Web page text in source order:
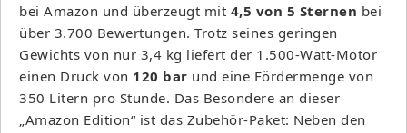
bei Amazon und überzeugt mit 4,5 von 5 Sternen bei
über 3.700 Bewertungen. Trotz seines geringen
Gewichts von nur 3,4 kg liefert der 1.500-Watt-Motor
einen Druck von 120 bar und eine Fördermenge von
350 Litern pro Stunde. Das Besondere an dieser
„Amazon Edition“ ist das Zubehör-Paket: Neben den